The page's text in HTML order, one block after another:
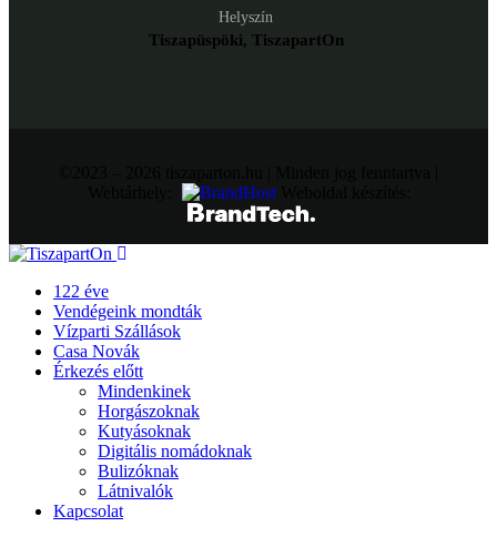
Helyszín
Tiszapüspöki, TiszapartOn
Weboldal készítés:
122 éve
Vendégeink mondták
Vízparti Szállások
Casa Novák
Érkezés előtt
Mindenkinek
Horgászoknak
Kutyásoknak
Digitális nomádoknak
Bulizóknak
Látnivalók
Kapcsolat